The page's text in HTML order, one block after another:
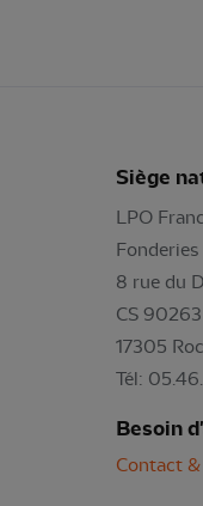
Siège
LPO
Fonderies
8 rue du
CS 90263
17305
Tél:
Besoin
Contact